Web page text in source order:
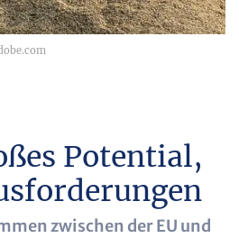
Potential,
zwischen der EU und